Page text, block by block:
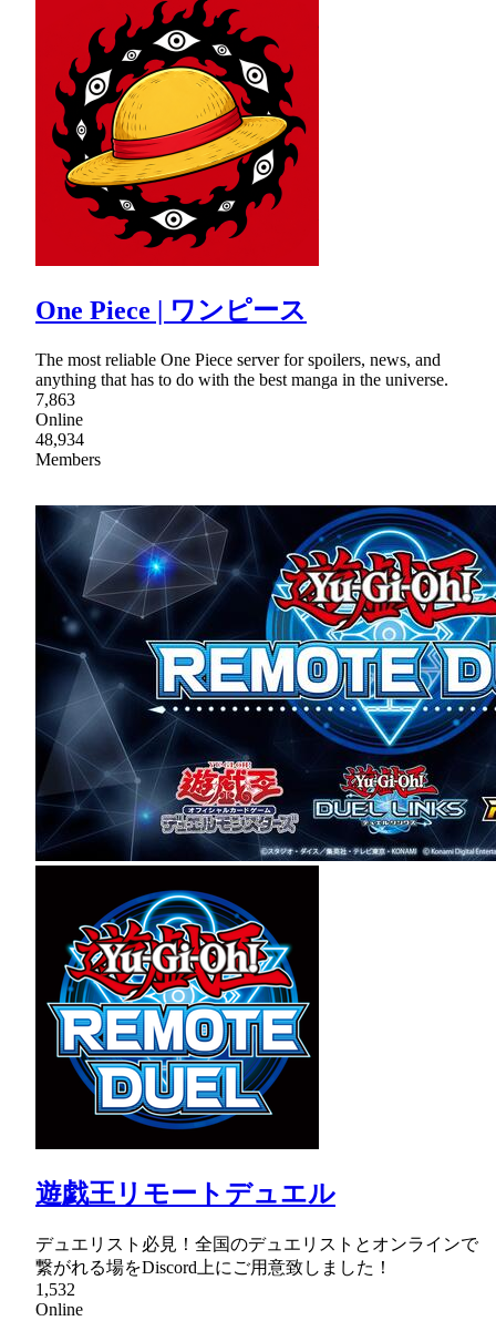
One Piece | ワンピース
The most reliable One Piece server for spoilers, news, and
anything that has to do with the best manga in the universe.
7,863
Online
48,934
Members
遊戯王リモートデュエル
デュエリスト必見！全国のデュエリストとオンラインで
繋がれる場をDiscord上にご用意致しました！
1,532
Online